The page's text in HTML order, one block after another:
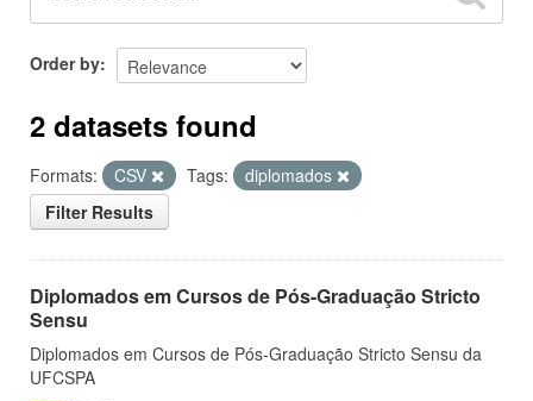
About
Order by
2 datasets found
Formats: CSV Tags:
diplomados
Filter Results
Diplomados em Cursos de Pós-Graduação Stricto
Sensu
Diplomados em Cursos de Pós-Graduação Stricto Sensu da
UFCSPA